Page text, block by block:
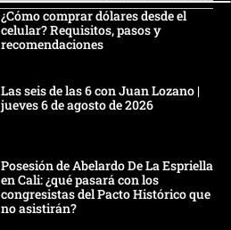
¿Cómo comprar dólares desde el
celular? Requisitos, pasos y
recomendaciones
Las seis de las 6 con Juan Lozano |
jueves 6 de agosto de 2026
Posesión de Abelardo De La Espriella
en Cali: ¿qué pasará con los
congresistas del Pacto Histórico que
no asistirán?